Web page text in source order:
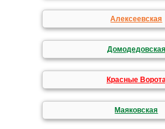
Алексеевская
Домодедовская
Красные
Маяковская